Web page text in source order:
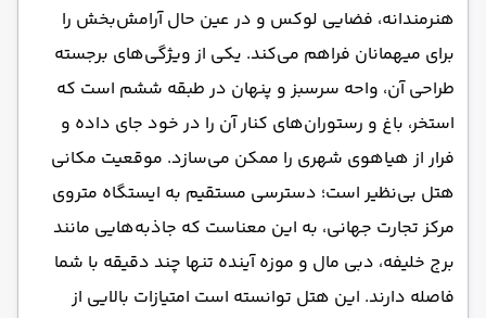
هنرمندانه، فضایی لوکس و در عین حال آرامش‌بخش را
برای میهمانان فراهم می‌کند. یکی از ویژگی‌های برجسته
طراحی آن، واحه سرسبز و پنهان در طبقه ششم است که
استخر، باغ و رستوران‌های کنار آن را در خود جای داده و
فرار از هیاهوی شهری را ممکن می‌سازد. موقعیت مکانی
هتل بی‌نظیر است؛ دسترسی مستقیم به ایستگاه متروی
مرکز تجارت جهانی، به این معناست که جاذبه‌هایی مانند
برج خلیفه، دبی مال و موزه آینده تنها چند دقیقه با شما
فاصله دارند. این هتل توانسته است امتیازات بالایی از